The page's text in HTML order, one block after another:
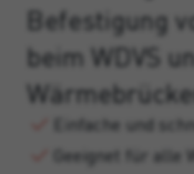
Befestigung
beim WDVS
Einfache und
Geeignet für alle